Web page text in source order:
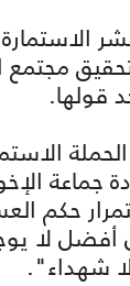
مجتمع
قولها.
جماعة
حكم
لا
شهداء".